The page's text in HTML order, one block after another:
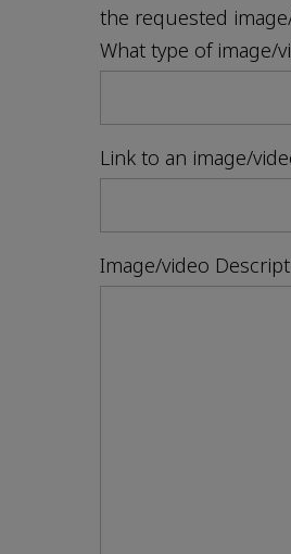
the requested
What type of image/
Link to an image/
Image/video